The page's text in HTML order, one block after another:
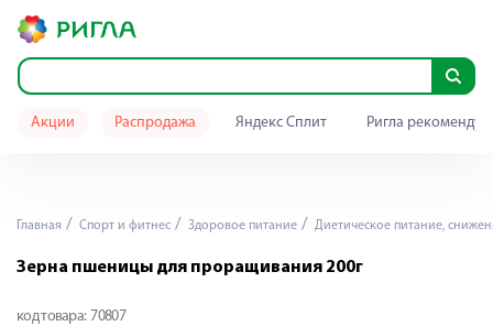
Акции Распродажа Яндекс Сплит Ригла
Главная Спорт и фитнес Здоровое питание Диетическое питание,
Зерна пшеницы для проращивания 200г
код товара: 70807